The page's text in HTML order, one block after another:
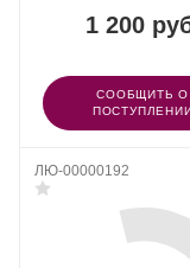
1 200
СООБЩИТЬ О
ЛЮ-00000192